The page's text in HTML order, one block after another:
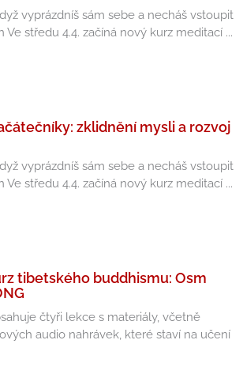
vyprázdníš sám sebe a necháš vstoupit
Ve středu 4.4. začíná nový kurz meditací ...
zklidnění mysli a rozvoj
vyprázdníš sám sebe a necháš vstoupit
Ve středu 4.4. začíná nový kurz meditací ...
tibetského buddhismu: Osm
čtyři lekce s materiály, včetně
audio nahrávek, které staví na učení